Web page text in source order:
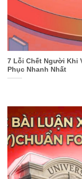
7 Lỗi Chết Người Khi
Phục Nhanh Nhất